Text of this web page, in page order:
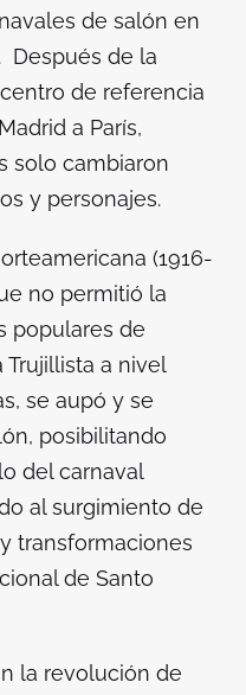
de salón en
Después de la
de referencia
a París,
solo cambiaron
y personajes.
(1916-
no permitió la
populares de
a nivel
se aupó y se
posibilitando
del carnaval
al surgimiento de
transformaciones
de Santo
la revolución de